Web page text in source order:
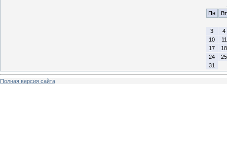
Пн
Вт
3
4
10
11
17
18
24
25
31
Полная версия сайта